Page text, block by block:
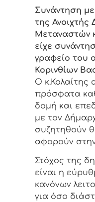
Συνάντηση με
της Ανοιχτής
Μεταναστών
είχε
γραφείο του
Κορινθίων
Ο κ.Κολαίτης
πρόσφατα
δομή και
με τον
συζητηθούν
αφορούν
Στόχος της
είναι η
κανόνων
για όσο